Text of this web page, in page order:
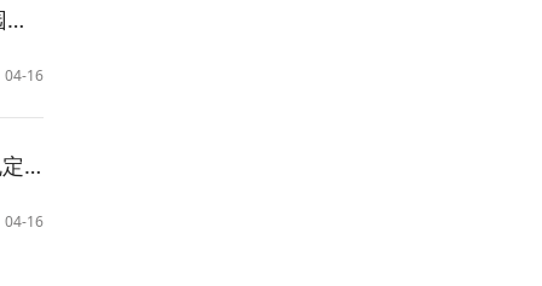
04-16
04-16